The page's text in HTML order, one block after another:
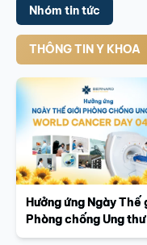
Nhóm tin tức
THÔNG TIN Y KHOA
Hưởng ứng Ngày Thế
Phòng chống Ung
World Cancer Day